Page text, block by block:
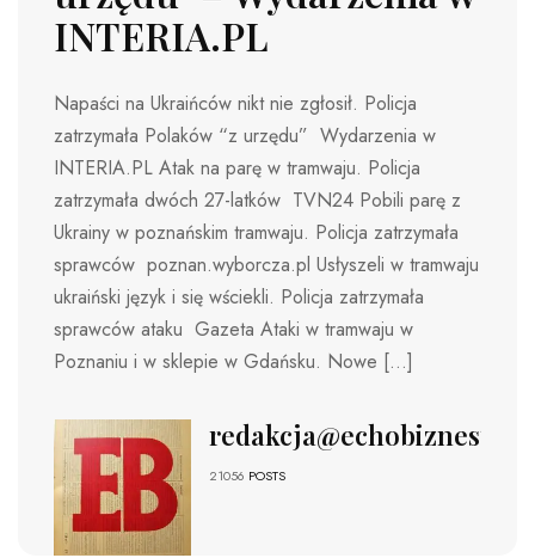
INTERIA.PL
Napaści na Ukraińców nikt nie zgłosił. Policja
zatrzymała Polaków “z urzędu” Wydarzenia w
INTERIA.PL Atak na parę w tramwaju. Policja
zatrzymała dwóch 27-latków TVN24 Pobili parę z
Ukrainy w poznańskim tramwaju. Policja zatrzymała
sprawców poznan.wyborcza.pl Usłyszeli w tramwaju
ukraiński język i się wściekli. Policja zatrzymała
sprawców ataku Gazeta Ataki w tramwaju w
Poznaniu i w sklepie w Gdańsku. Nowe […]
redakcja@echobiznesu.pl
21056 POSTS